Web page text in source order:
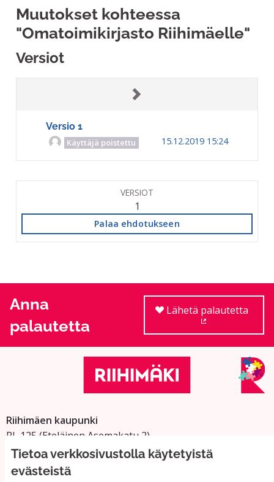
Tietoa verkkosivustolla käytetyistä
evästeistä
Muutokset kohteessa
"Omatoimikirjasto Riihimäelle"
Versiot
Versio 1
Käyttäjä poistettu 15.12.2019 15:24
VERSIOT
1
Palaa ehdotukseen
Anna
palautetta
Lähetä palautetta
Riihimäen kaupunki
PL 125 (Eteläinen Asemakatu 2)
11101 Riihimäki
Vaihde: 019 758 4000